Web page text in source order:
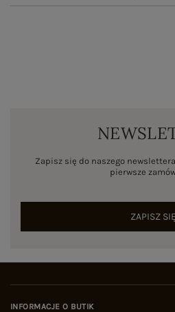
Zapisz się do naszego
pierwsze
ZAPISZ SIĘ
INFORMACJE O BUTIK